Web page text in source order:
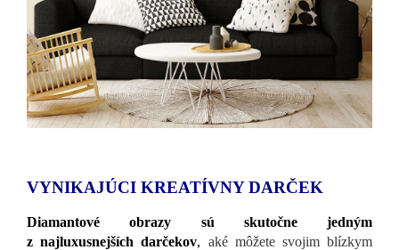
VYNIKAJÚCI KREATÍVNY DARČEK
Diamantové obrazy sú skutočne jedným
z najluxusnejších darčekov, aké môžete svojim blízkym